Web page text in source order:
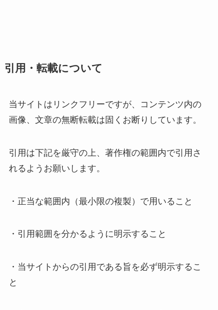
引用・転載について
当サイトはリンクフリーですが、コンテンツ内の
画像、文章の無断転載は固くお断りしています。
引用は下記を厳守の上、著作権の範囲内で引用さ
れるようお願いします。
・正当な範囲内（最小限の複製）で用いること
・引用範囲を分かるように明示すること
・当サイトからの引用である旨を必ず明示するこ
と